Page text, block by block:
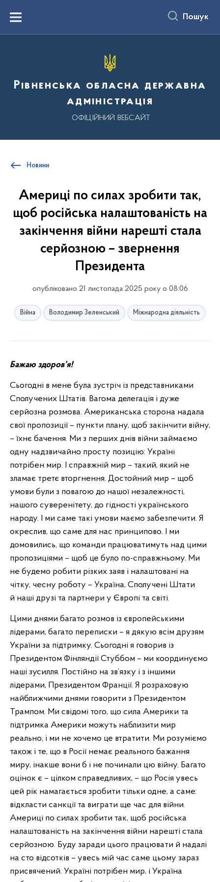
вмістуMenu Пошук
Рівненська обласна державна
адміністрація
ОФІЦІЙНИЙ ВЕБСАЙТ
Новини
Америці по силах зробити так,
щоб російська налаштованість на
закінчення війни нарешті стала
серйозною – звернення
Президента
опубліковано 21 листопада 2025 року о 08:06
Війна Володимир Зеленський Міжнародна діяльність
Бажаю здоров’я!
Сьогодні в мене була зустріч із представниками
Сполучених Штатів. Вагома делегація і дуже
серйозна розмова. Американська сторона надала
свої пропозиції – пункти плану, щоб закінчити війну,
– їхнє бачення. Ми з перших днів війни займаємо
одну надзвичайно просту позицію: Україні
потрібен мир. І справжній мир – такий, який не
зламає третє вторгнення. Достойний мир – щоб
умови були з повагою до нашої незалежності,
нашого суверенітету, до гідності українського
народу. І ми саме такі умови маємо забезпечити. Я
окреслив, що саме для нас принципово. І ми
домовились, що команди працюватимуть над цими
пропозиціями – щоб це було по-справжньому. Ми
не будемо робити різких заяв і налаштовані на
чітку, чесну роботу – Україна, Сполучені Штати
й наші друзі та партнери у Європі та світі.
Цими днями багато розмов із європейськими
лідерами, багато переписки – я дякую всім друзям
України за підтримку. Сьогодні я говорив із
Президентом Фінляндії Стуббом – ми координуємо
наші зусилля. Постійно на зв’язку і з іншими
лідерами, Президентом Франції. Я розраховую
найближчими днями говорити з Президентом
Трампом. Ми свідомі того, що сила Америки та
підтримка Америки можуть наблизити мир
реально, і ми не хочемо це втратити. Ми розуміємо
також і те, що в Росії немає реального бажання
миру, інакше вони б і не починали цю війну. Багато
оцінок є – цілком справедливих, – що Росія увесь
цей рік намагається зробити тільки одне, а саме:
відкласти санкції та виграти ще час для війни.
Америці по силах зробити так, щоб російська
налаштованість на закінчення війни нарешті стала
серйозною. Буду заради цього працювати й надалі
на сто відсотків – увесь мій час саме цьому зараз
присвячений. Україні потрібен мир, і Україна